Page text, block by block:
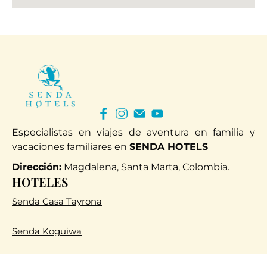
Especialistas en viajes de aventura en familia y
vacaciones familiares en SENDA HOTELS
Dirección: Magdalena, Santa Marta, Colombia.
HOTELES
Senda Casa Tayrona
Senda Koguiwa